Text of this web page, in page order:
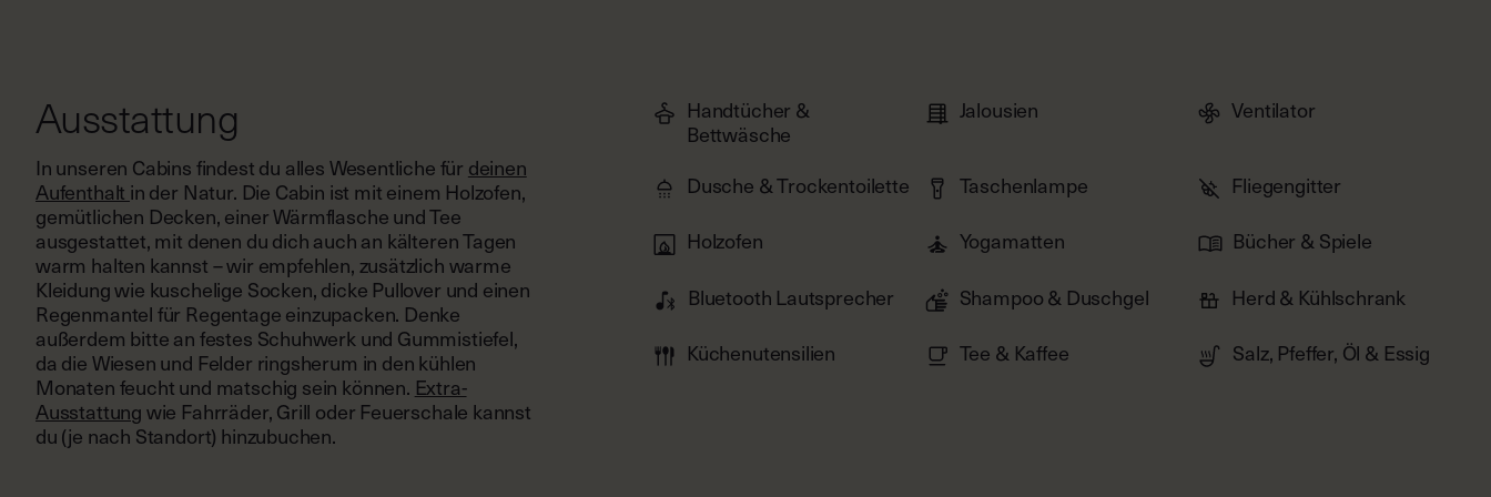
Ausstattung
In unseren Cabins findest du alles Wesentliche für deinen
Aufenthalt in der Natur. Die Cabin ist mit einem Holzofen,
gemütlichen Decken, einer Wärmflasche und Tee
ausgestattet, mit denen du dich auch an kälteren Tagen
warm halten kannst – wir empfehlen, zusätzlich warme
Kleidung wie kuschelige Socken, dicke Pullover und einen
Regenmantel für Regentage einzupacken. Denke
außerdem bitte an festes Schuhwerk und Gummistiefel,
da die Wiesen und Felder ringsherum in den kühlen
Monaten feucht und matschig sein können. Extra-
Ausstattung wie Fahrräder, Grill oder Feuerschale kannst
du (je nach Standort) hinzubuchen.
Handtücher &
Bettwäsche
Jalousien Ventilator
Dusche & Trockentoilette Taschenlampe
Fliegengitter
Holzofen
Yogamatten Bücher & Spiele
Bluetooth Lautsprecher Shampoo & Duschgel
Herd & Kühlschrank
Küchenutensilien
Tee & Kaffee Salz, Pfeffer, Öl & Essig